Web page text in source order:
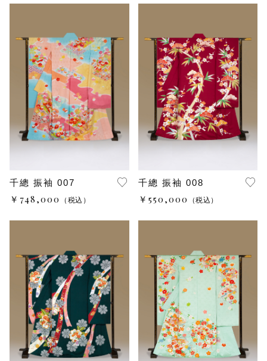
千總 振袖 007
￥748,000 （税込）
千總 振袖 008
￥550,000 （税込）
オンラインショップ
理由あり品SALE
レンタルアップ商品SALE
訪問着と黒留袖
和装小物